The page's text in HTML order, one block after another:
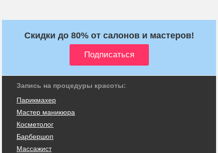
Скидки до 80% от салонов и мастеров!
Запись на процедуры красоты:
Парикмахер
Мастер маникюра
Косметолог
Барбершоп
Массажист